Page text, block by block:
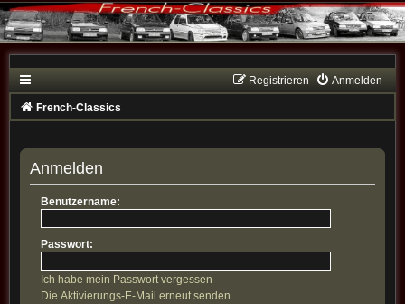
Anmelden
Registrieren
French-Classics
Anmelden
Benutzername:
Passwort:
Ich habe mein Passwort vergessen
Die Aktivierungs-E-Mail erneut senden